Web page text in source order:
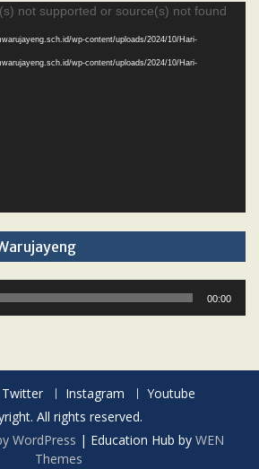
not supported or source(s) not found
wp-content/uploads/2024/10/Hari-
wp-content/uploads/2024/10/Hari-
00:00
Twitter Instagram
Youtube
All rights reserved.
WordPress | Education Hub by WEN
Themes